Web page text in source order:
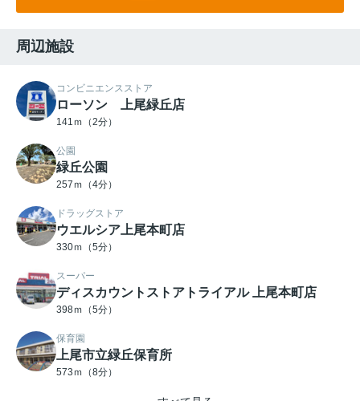
周辺施設
コンビニエンスストア
ローソン 上尾緑丘店
141ｍ（2分）
公園
緑丘公園
257ｍ（4分）
ドラッグストア
ウエルシア上尾本町店
330ｍ（5分）
スーパー
ディスカウントストアトライアル 上尾本町店
398ｍ（5分）
保育園
上尾市立緑丘保育所
573ｍ（8分）